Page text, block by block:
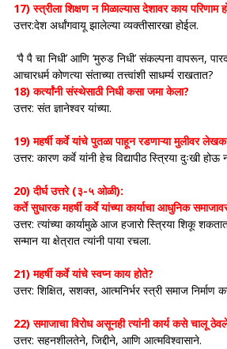
17) स्त्रीला शिक्षण न मिळाल्यास देशावर काय परिणाम
उत्तर:देश अर्धांगवायू झालेल्या व्यक्तीसारखा होईल.
‘पै पै चा निधी’ आणि ‘मुरुड निधी’ संकल्पना वापरून,
आचारधर्म कोणत्या संताच्या तत्त्वांशी साधर्म्य राखतात?
18) कर्त्यांनी संस्थेसाठी निधी कसा जमा केला?
उत्तर: संत ज्ञानेश्वर यांच्या.
19) महर्षी कर्वे यांचे पुतळा पाहून रडणाऱ्या मुलीवर लेखक
उत्तर: कारण कर्वे यांनी हेच विद्यापीठ स्त्रिया दुःखी
20) दीर्घ उत्तरे (३-५ ओळी):
कर्ते सुधारक महर्षी कर्वे यांच्या कार्याचा आधुनिक
उत्तर: त्यांच्या कार्यामुळे आज हजारो स्त्रिया शिकू
सन्मान या क्षेत्रात त्यांनी पाया रचला.
21) महर्षी कर्वे यांचे स्वप्न काय होते?
उत्तर: शिक्षित, सशक्त, आत्मनिर्भर स्त्री समाज निर्माण
22) समाजाचा विरोध असूनही त्यांनी कार्य कसे चालू
उत्तर: सहनशीलतेने, जिद्दीने, आणि आत्मविश्वासाने.